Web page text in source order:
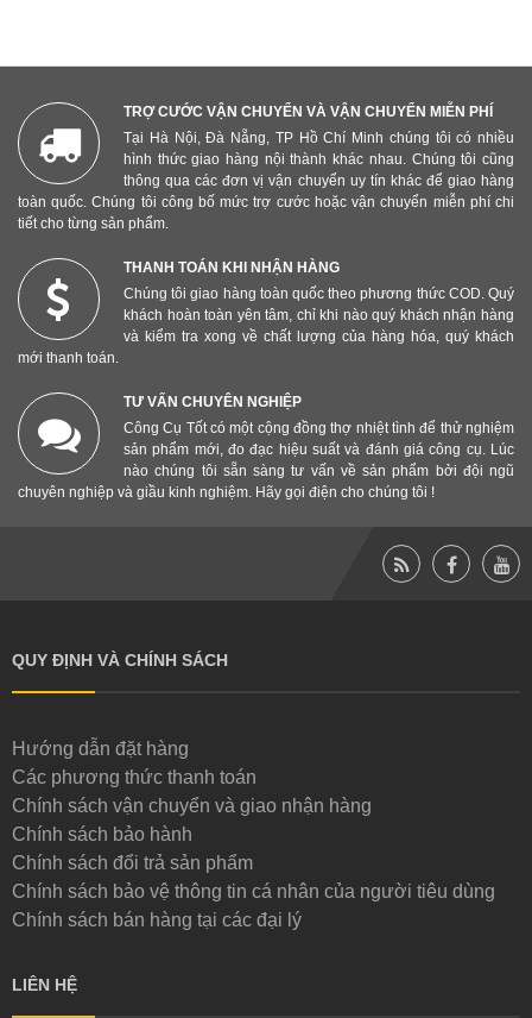
TRỢ CƯỚC VẬN CHUYỂN VÀ VẬN CHUYỂN MIỄN PHÍ
Tại Hà Nội, Đà Nẵng, TP Hồ Chí Minh chúng tôi có nhiều
hình thức giao hàng nội thành khác nhau. Chúng tôi cũng
thông qua các đơn vị vận chuyển uy tín khác để giao hàng
toàn quốc. Chúng tôi công bố mức trợ cước hoặc vận chuyển miễn phí chi
tiết cho từng sản phẩm.
THANH TOÁN KHI NHẬN HÀNG
Chúng tôi giao hàng toàn quốc theo phương thức COD. Quý
khách hoàn toàn yên tâm, chỉ khi nào quý khách nhận hàng
và kiểm tra xong về chất lượng của hàng hóa, quý khách
mới thanh toán.
TƯ VẤN CHUYÊN NGHIỆP
Công Cụ Tốt có một cộng đồng thợ nhiệt tình để thử nghiệm
sản phẩm mới, đo đạc hiệu suất và đánh giá công cụ. Lúc
nào chúng tôi sẵn sàng tư vấn về sản phẩm bởi đội ngũ
chuyên nghiệp và giầu kinh nghiệm. Hãy gọi điện cho chúng tôi !
QUY ĐỊNH VÀ CHÍNH SÁCH
Hướng dẫn đặt hàng
Các phương thức thanh toán
Chính sách vận chuyển và giao nhận hàng
Chính sách bảo hành
Chính sách đổi trả sản phẩm
Chính sách bảo vệ thông tin cá nhân của người tiêu dùng
Chính sách bán hàng tại các đại lý
LIÊN HỆ